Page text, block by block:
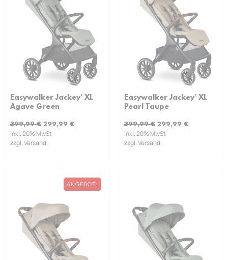
Easywalker Jackey² XL
Agave Green
399,99€ 299,99 €
inkl. 20% MwSt
zzgl. Versand
Easywalker Jackey² XL
Pearl Taupe
399,99€ 299,99 €
inkl. 20% MwSt
zzgl. Versand
ANGEBOT!